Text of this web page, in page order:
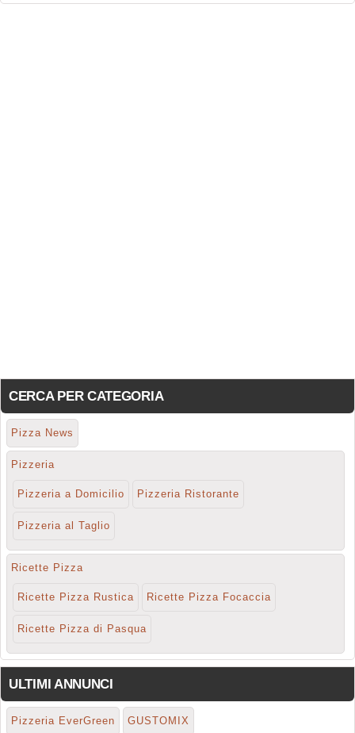
CERCA PER CATEGORIA
Pizza News
Pizzeria
Pizzeria a Domicilio Pizzeria Ristorante
Pizzeria al Taglio
Ricette Pizza
Ricette Pizza Rustica Ricette Pizza Focaccia
Ricette Pizza di Pasqua
ULTIMI ANNUNCI
Pizzeria EverGreen GUSTOMIX